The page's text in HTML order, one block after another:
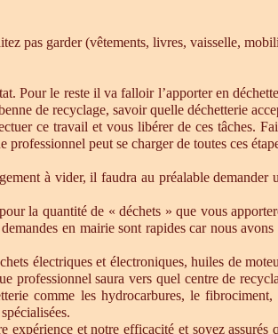
pas garder (vêtements, livres, vaisselle,
Pour le reste il va falloir l’apporter en
de recyclage, savoir quelle déchetterie
ce travail et vous libérer de ces tâches.
peut se charger de toutes ces
à vider, il faudra au préalable demander
la quantité de « déchets » que vous
en mairie sont rapides car nous avons
électriques et électroniques, huiles de
professionnel saura vers quel centre de
comme les hydrocarbures, le fibrociment,
expérience et notre efficacité et soyez assurés